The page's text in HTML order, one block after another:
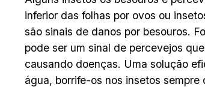
inferior das folhas por ovos ou
são sinais de danos por besouros.
pode ser um sinal de percevejos
causando doenças. Uma solução
água, borrife-os nos insetos sempre